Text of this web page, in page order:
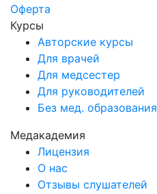
Оферта
Курсы
Авторские курсы
Для врачей
Для медсестер
Для руководителей
Без мед. образования
Медакадемия
Лицензия
О нас
Отзывы слушателей